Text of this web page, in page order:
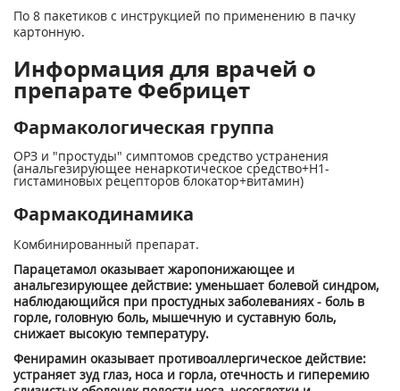
По 8 пакетиков с инструкцией по применению в пачку
картонную.
Информация для врачей о
препарате Фебрицет
Фармакологическая группа
ОРЗ и "простуды" симптомов средство устранения
(анальгезирующее ненаркотическое средство+H1-
гистаминовых рецепторов блокатор+витамин)
Фармакодинамика
Комбинированный препарат.
Парацетамол оказывает жаропонижающее и
анальгезирующее действие: уменьшает болевой синдром,
наблюдающийся при простудных заболеваниях - боль в
горле, головную боль, мышечную и суставную боль,
снижает высокую температуру.
Фенирамин оказывает противоаллергическое действие:
устраняет зуд глаз, носа и горла, отечность и гиперемию